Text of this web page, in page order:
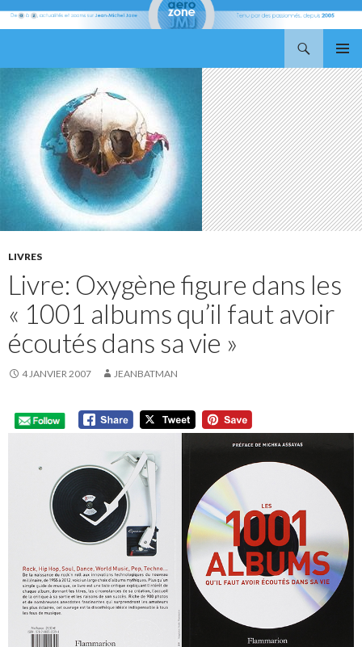
MENU
CONTENU
LIVRES
Livre: Oxygène figure dans les
« 1001 albums qu’il faut avoir
écoutés dans sa vie »
4 JANVIER 2007 JEANBATMAN